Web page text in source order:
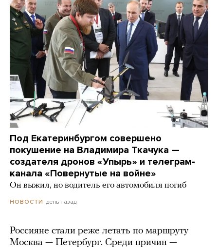
Под Екатеринбургом совершено
покушение на Владимира Ткачука —
создателя дронов «Упырь» и телеграм-
канала «Повернутые на войне»
Он выжил, но водитель его автомобиля погиб
НОВОСТИ день назад
Россияне стали реже летать по маршруту
Москва — Петербург. Среди причин —